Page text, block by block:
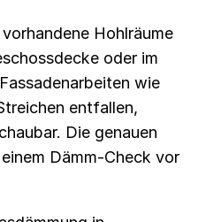
Hohlräume
oder im
wie
entfallen,
Die genauen
Dämm-Check vor